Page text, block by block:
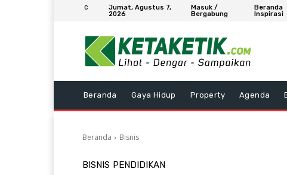
C
Jumat, Agustus 7,
2026
Masuk /
Bergabung
Beranda
Inspirasi
Beranda Gaya Hidup Property Agenda
Beranda Bisnis
BISNIS PENDIDIKAN